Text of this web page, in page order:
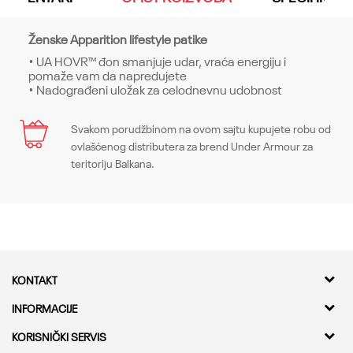
Ženske Apparition lifestyle patike
• UA HOVR™ đon smanjuje udar, vraća energiju i
pomaže vam da napredujete
• Nadograđeni uložak za celodnevnu udobnost
Karakteristika
Kategorija
CO
Ime/Nadimak
Svakom porudžbinom na ovom sajtu kupujete robu od
ovlašćenog distributera za brend Under Armour za
teritoriju Balkana.
KONTAKT
Kvantum Sport d.o.o.
Adresa
INFORMACIJE
O nama
KORISNIČKI SERVIS